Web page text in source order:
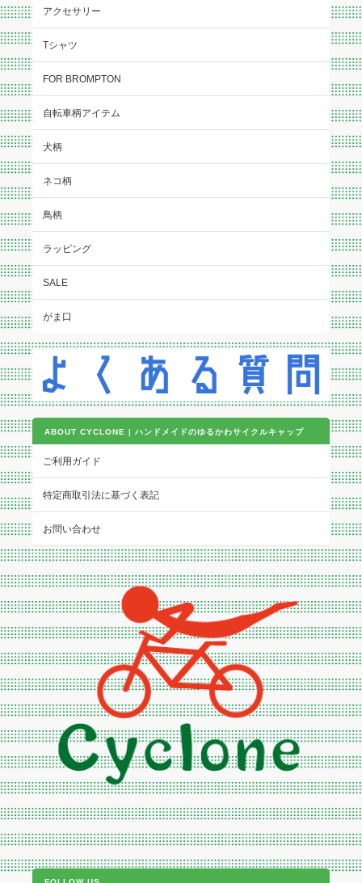
アクセサリー
Tシャツ
FOR BROMPTON
自転車柄アイテム
犬柄
ネコ柄
鳥柄
ラッピング
SALE
がま口
ABOUT CYCLONE | ハンドメイドのゆるかわサイクルキャップ
ご利用ガイド
特定商取引法に基づく表記
お問い合わせ